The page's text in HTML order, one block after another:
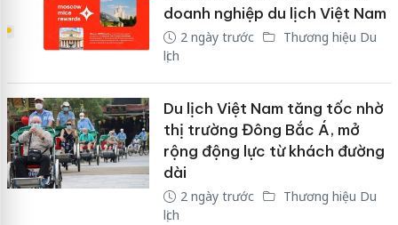
doanh nghiệp du lịch Việt Nam
2 ngày trước
Thương hiệu Du
lịch
Du lịch Việt Nam tăng tốc nhờ
thị trường Đông Bắc Á, mở
rộng động lực từ khách đường
dài
2 ngày trước
Thương hiệu Du
lịch